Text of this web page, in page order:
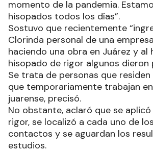
momento de la pandemia.
hisopados todos los días”.
Sostuvo que recientemente
Clorinda personal de una
haciendo una obra en Juárez y al
hisopado de rigor algunos dieron
Se trata de personas que
que temporariamente trabajan
juarense, precisó.
No obstante, aclaró que se
rigor, se localizó a cada uno de
contactos y se aguardan los
estudios.